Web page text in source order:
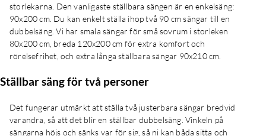
storlekarna. Den vanligaste ställbara sängen är en enkelsäng:
90x200 cm. Du kan enkelt ställa ihop två 90 cm sängar till en
dubbelsäng. Vi har smala sängar för små sovrum i storleken
80x200 cm, breda 120x200 cm för extra komfort och
rörelsefrihet, och extra långa ställbara sängar 90x210 cm.
Ställbar säng för två personer
Det fungerar utmärkt att ställa två justerbara sängar bredvid
varandra, så att det blir en ställbar dubbelsäng. Vinkeln på
sängarna höjs och sänks var för sig, så ni kan båda sitta och